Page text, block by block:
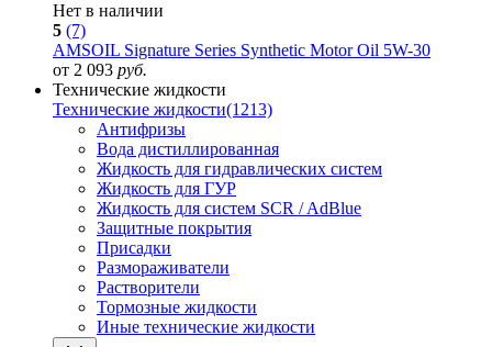
Нет в наличии
5 (7)
AMSOIL Signature Series Synthetic Motor Oil 5W-30
от 2 093 руб.
Технические жидкости
Технические жидкости(1213)
Антифризы
Вода дистиллированная
Жидкость для гидравлических систем
Жидкость для ГУР
Жидкость для систем SCR / AdBlue
Защитные покрытия
Присадки
Размораживатели
Растворители
Тормозные жидкости
Иные технические жидкости